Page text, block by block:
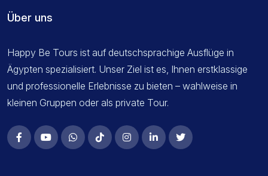
Über uns
Happy Be Tours ist auf deutschsprachige Ausflüge in
Ägypten spezialisiert. Unser Ziel ist es, Ihnen erstklassige
und professionelle Erlebnisse zu bieten – wahlweise in
kleinen Gruppen oder als private Tour.